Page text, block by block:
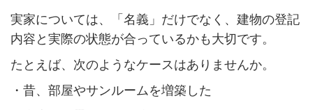
実家については、「名義」だけでなく、建物の登記
内容と実際の状態が合っているかも大切です。
たとえば、次のようなケースはありませんか。
・昔、部屋やサンルームを増築した